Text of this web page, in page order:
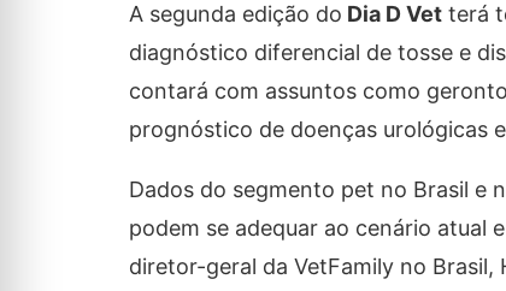
A segunda edição do Dia D Vetterá
diagnóstico diferencial de tosse e
contará com assuntos como
prognóstico de doenças urológicas
Dados do segmento pet no Brasil e
podem se adequar ao cenário atual
diretor-geral da VetFamily no